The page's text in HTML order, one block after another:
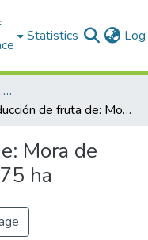
Statistics
1.- Estación Experimental Santa Catalina
Producción de fruta de: Mora de castilla producción 0.75 ha
Mora de
ha